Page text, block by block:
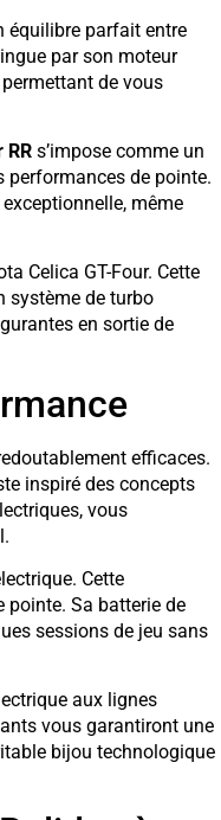
équilibre parfait entre
par son moteur
de vous
RRs’impose comme un
performances de pointe.
même
Celica GT-Four. Cette
système de turbo
en sortie de
efficaces.
inspiré des concepts
vous
Cette
pointe. Sa batterie de
sessions de jeu sans
aux lignes
vous garantiront une
bijou technologique